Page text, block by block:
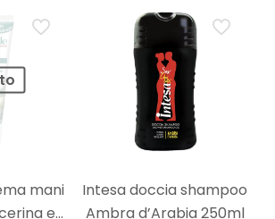
mani
e
Intesa doccia shampoo
Ambra d’Arabia 250ml